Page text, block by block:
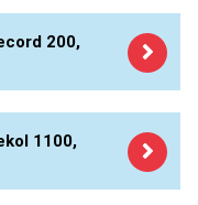
200,
1100,